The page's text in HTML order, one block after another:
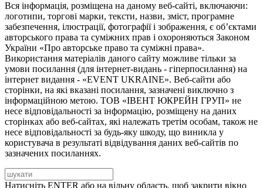
Вся інформація, розміщена на даному веб-сайті, включаючи:
логотипи, торгові марки, тексти, назви, зміст, програмне
забезпечення, ілюстрації, фотографії і зображення, є об’єктами
авторського права та суміжних прав і охороняються Законом
України «Про авторське право та суміжні права».
Використання матеріалів даного сайту можливе тільки за
умови посилання (для інтернет-видань - гіперпосилання) на
інтернет видання - «EVENT UKRAINE». Веб-сайти або
сторінки, на які вказані посилання, зазначені виключно з
інформаційною метою. ТОВ «ІВЕНТ ЮКРЕЙН ГРУП» не
несе відповідальності за інформацію, розміщену на даних
сторінках або веб-сайтах, які належать третім особам, також не
несе відповідальності за будь-яку шкоду, що виникла у
користувача в результаті відвідування даних веб-сайтів по
зазначених посиланнях.
Натисніть ENTER або на вільну область, щоб закрити вікно